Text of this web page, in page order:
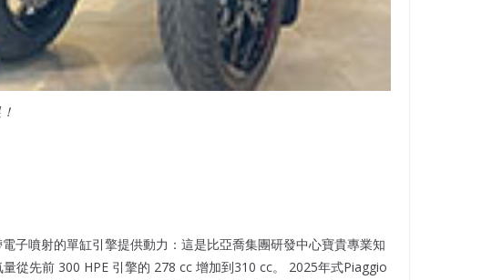
子噴射的單缸引擎提供動力：這是比亞喬集團研發中心寶貴專業知
從先前 300 HPE 引擎的 278 cc 增加到310 cc。 2025年式Piaggio